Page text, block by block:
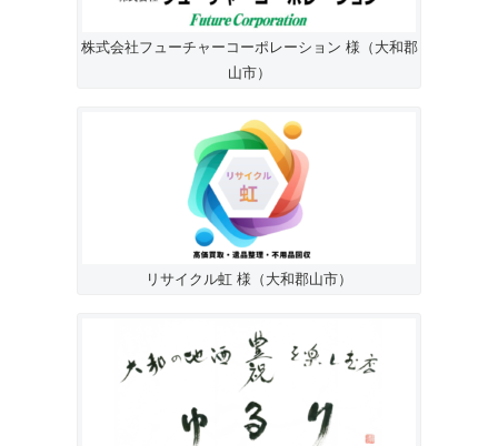
株式会社フューチャーコーポレーション 様（大和郡
山市）
リサイクル虹 様（大和郡山市）